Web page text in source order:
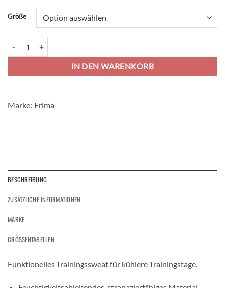
Größe
IN DEN WARENKORB
Alternative:
Marke: Erima
BESCHREIBUNG
ZUSÄTZLICHE INFORMATIONEN
MARKE
GRÖSSENTABELLEN
Funktionelles Trainingssweat für kühlere Trainingstage.